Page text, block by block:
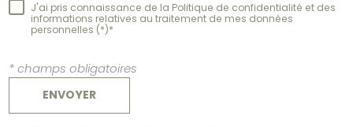
J'ai pris connaissance de la Politique de confidentialité et des
informations relatives au traitement de mes données
personnelles (*)*
* champs obligatoires
ENVOYER